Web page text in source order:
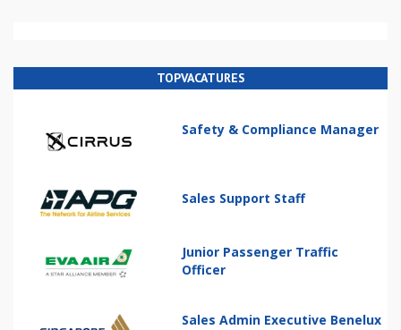
TOPVACATURES
Safety & Compliance Manager
Sales Support Staff
Junior Passenger Traffic
Officer
Sales Admin Executive Benelux